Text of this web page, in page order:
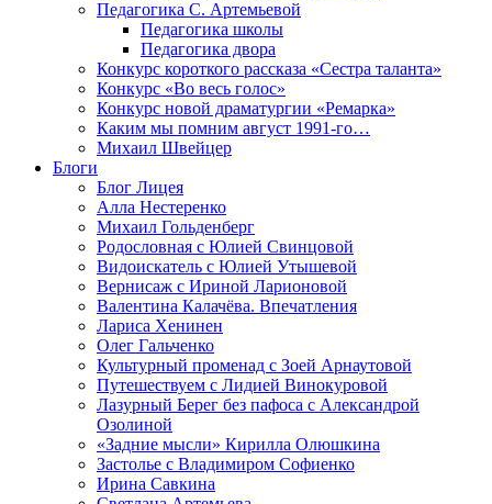
Педагогика С. Артемьевой
Педагогика школы
Педагогика двора
Конкурс короткого рассказа «Сестра таланта»
Конкурс «Во весь голос»
Конкурс новой драматургии «Ремарка»
Каким мы помним август 1991-го…
Михаил Швейцер
Блоги
Блог Лицея
Алла Нестеренко
Михаил Гольденберг
Родословная с Юлией Свинцовой
Видоискатель с Юлией Утышевой
Вернисаж с Ириной Ларионовой
Валентина Калачёва. Впечатления
Лариса Хенинен
Олег Гальченко
Культурный променад с Зоей Арнаутовой
Путешествуем с Лидией Винокуровой
Лазурный Берег без пафоса с Александрой
Озолиной
«Задние мысли» Кирилла Олюшкина
Застолье с Владимиром Софиенко
Ирина Савкина